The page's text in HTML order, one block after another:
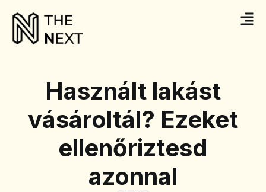
Használt lakást
vásároltál? Ezeket
ellenőriztesd
azonnal